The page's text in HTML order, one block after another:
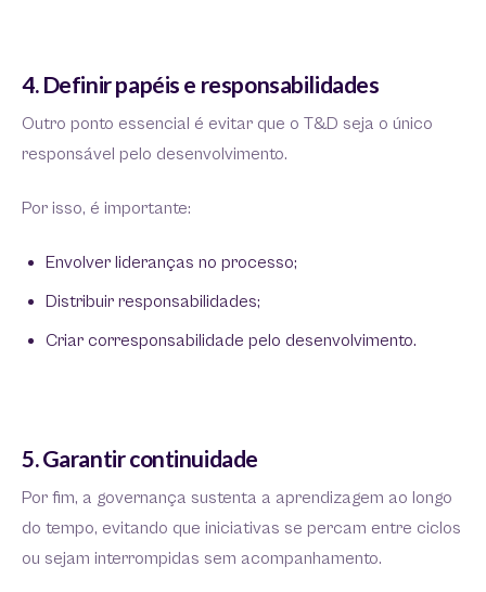
4. Definir papéis e responsabilidades
Outro ponto essencial é evitar que o T&D seja o único
responsável pelo desenvolvimento.
Por isso, é importante:
Envolver lideranças no processo;
Distribuir responsabilidades;
Criar corresponsabilidade pelo desenvolvimento.
5. Garantir continuidade
Por fim, a governança sustenta a aprendizagem ao longo
do tempo, evitando que iniciativas se percam entre ciclos
ou sejam interrompidas sem acompanhamento.